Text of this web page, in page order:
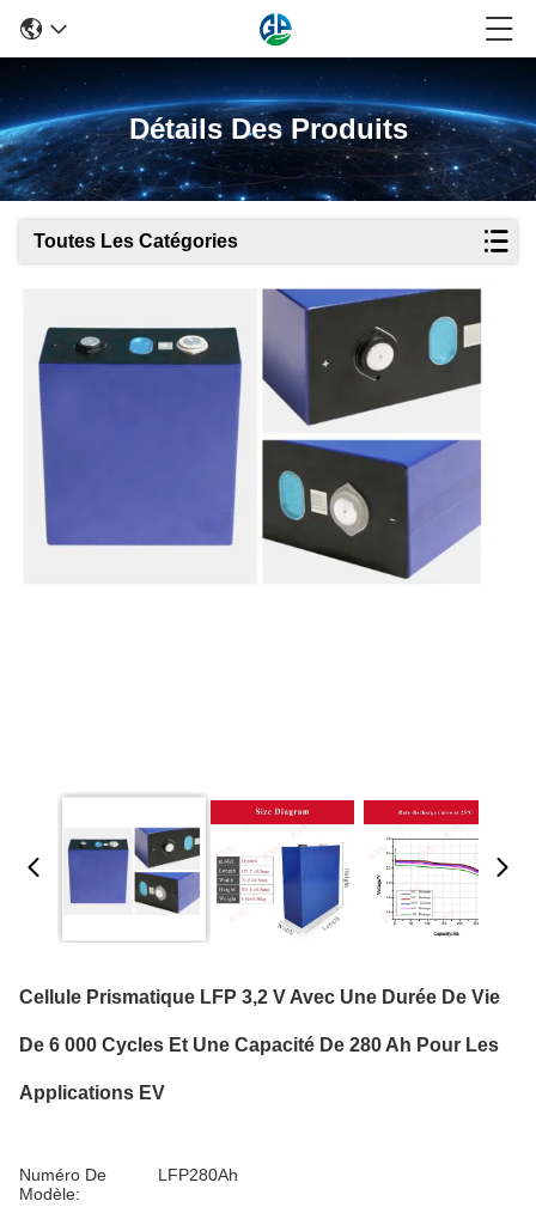
Détails Des Produits
Toutes Les Catégories
Cellule Prismatique LFP 3,2 V Avec Une Durée De Vie
De 6 000 Cycles Et Une Capacité De 280 Ah Pour Les
Applications EV
Numéro De
Modèle:
LFP280Ah